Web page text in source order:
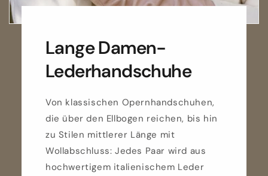
Lange Damen-
Lederhandschuhe
Von klassischen Opernhandschuhen,
die über den Ellbogen reichen, bis hin
zu Stilen mittlerer Länge mit
Wollabschluss: Jedes Paar wird aus
hochwertigem italienischem Leder